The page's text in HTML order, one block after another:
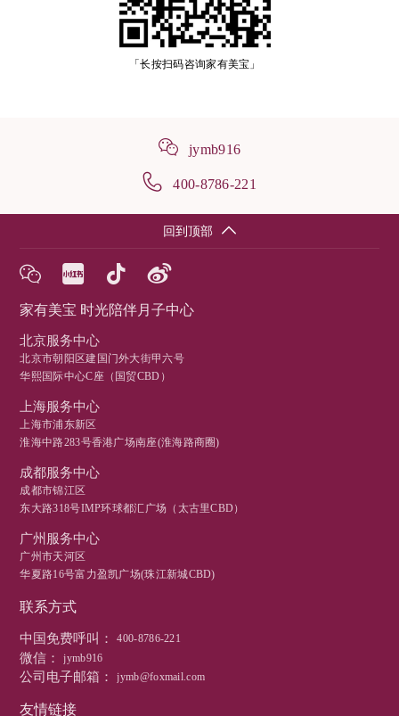
「长按扫码咨询家有美宝」
jymb916
400-8786-221
回到顶部
家有美宝 时光陪伴月子中心
北京服务中心
北京市朝阳区建国门外大街甲六号
华熙国际中心C座（国贸CBD）
上海服务中心
上海市浦东新区
淮海中路283号香港广场南座(淮海路商圈)
成都服务中心
成都市锦江区
东大路318号IMP环球都汇广场（太古里CBD）
广州服务中心
广州市天河区
华夏路16号富力盈凯广场(珠江新城CBD)
联系方式
中国免费呼叫： 400-8786-221
微信： jymb916
公司电子邮箱： jymb@foxmail.com
友情链接